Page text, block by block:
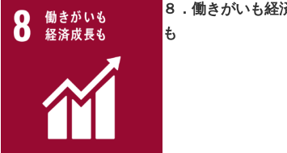
８．働きがいも経
も